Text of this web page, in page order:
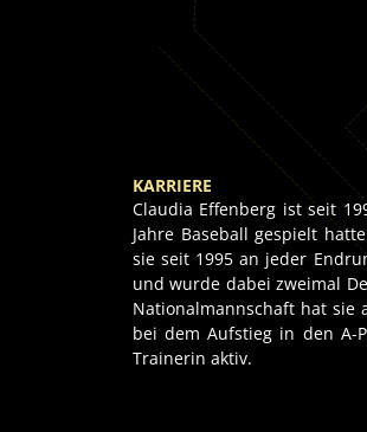
KARRIERE
Claudia Effenberg ist seit
Jahre Baseball gespielt
sie seit 1995 an jeder
und wurde dabei zweimal
Nationalmannschaft hat sie
bei dem Aufstieg in den A-
Trainerin aktiv.